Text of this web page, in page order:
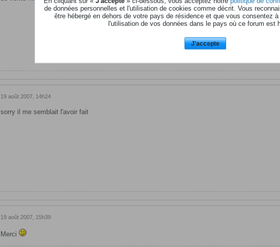
19 août 2007, 14h24
sorry il me semblait l'avoir fait
19 août 2007, 15h39
Merci
de données personnelles et l'utilisation de cookies comme décrit. Vous
être hébergé en dehors de votre pays de résidence et que vous consentez
l'utilisation de vos données dans le pays où ce forum est
J'accepte